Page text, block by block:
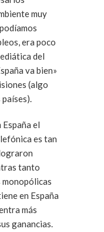
muy
era poco
del
va bien»
(algo
el
monopólicas
en España
más
ganancias.